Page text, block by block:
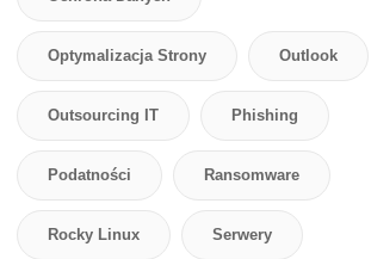
Optymalizacja Strony Outlook
Outsourcing IT Phishing
Podatności Ransomware
Rocky Linux Serwery